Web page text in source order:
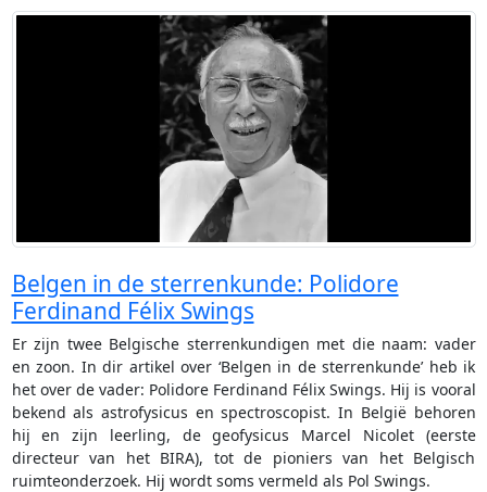
Belgen in de sterrenkunde: Polidore
Ferdinand Félix Swings
Er zijn twee Belgische sterrenkundigen met die naam: vader
en zoon. In dir artikel over ‘Belgen in de sterrenkunde’ heb ik
het over de vader: Polidore Ferdinand Félix Swings. Hij is vooral
bekend als astrofysicus en spectroscopist. In België behoren
hij en zijn leerling, de geofysicus Marcel Nicolet (eerste
directeur van het BIRA), tot de pioniers van het Belgisch
ruimteonderzoek. Hij wordt soms vermeld als Pol Swings.